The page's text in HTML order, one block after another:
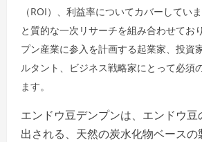
（ROI）、利益率についてカバーしてい
と質的な一次リサーチを組み合わせてお
プン産業に参入を計画する起業家、投資
ルタント、ビジネス戦略家にとって必須
ます。
エンドウ豆デンプンは、エンドウ
出される、天然の炭水化物ベース